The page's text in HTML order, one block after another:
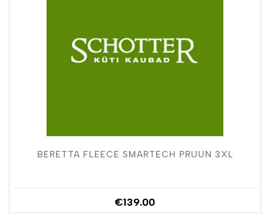
BERETTA FLEECE SMARTECH PRUUN 3XL
€139.00